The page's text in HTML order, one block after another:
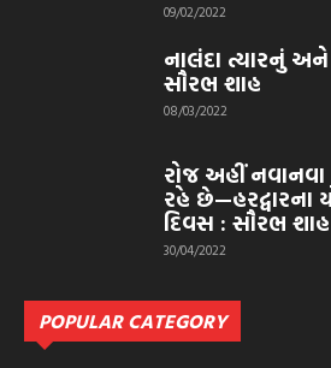
09/02/2022
નાલંદા ત્યારનું
સૌરભ શાહ
08/03/2022
રોજ અહીં નવાનવા
રહે છે—હરદ્વારના
દિવસ : સૌરભ શાહ
30/04/2022
POPULAR CATEGORY